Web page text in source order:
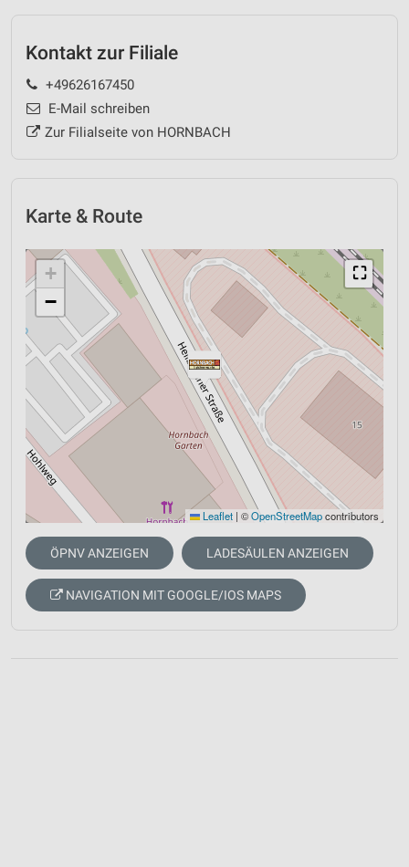
Kontakt zur Filiale
+49626167450
E-Mail schreiben
Zur Filialseite von HORNBACH
Karte & Route
⛶
+
−
Leaflet | ©OpenStreetMapcontributors
ÖPNV ANZEIGEN LADESÄULEN ANZEIGEN
NAVIGATION MIT GOOGLE/IOS MAPS